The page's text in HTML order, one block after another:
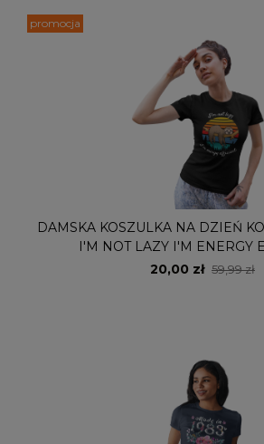
DAMSKA KOSZULKA NA DZIEŃ
I'M NOT LAZY I'M ENERGY
20,00 zł 59,99 zł
promocja